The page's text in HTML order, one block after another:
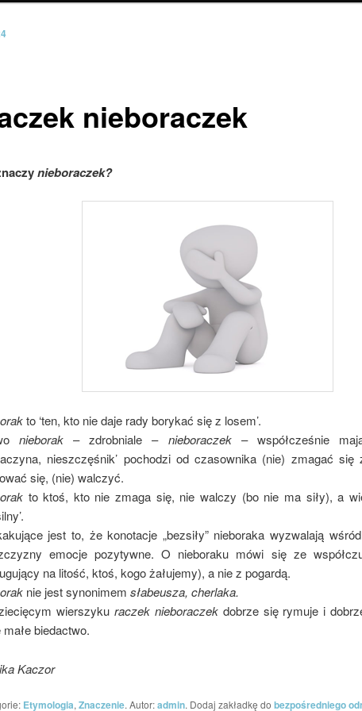
nieboraczek
nieboraczek?
to ‘ten, kto nie daje rady borykać się z losem’.
nieborak– zdrobniale – nieboraczek– współcześnie
nieszczęśnik’ pochodzi od czasownika (nie) zmagać
się, (nie) walczyć.
to ktoś, kto nie zmaga się, nie walczy (bo nie ma siły), a
jest to, że konotacje „bezsiły” nieboraka wyzwalają
emocje pozytywne. O nieboraku mówi się ze
na litość, ktoś, kogo żałujemy), a nie z pogardą.
nie jest synonimem słabeusza, cherlaka.
wierszyku raczek nieboraczekdobrze się rymuje i
małe biedactwo.
Kaczor
Etymologia, Znaczenie. Autor:admin. Dodaj zakładkę do bezpośredniego